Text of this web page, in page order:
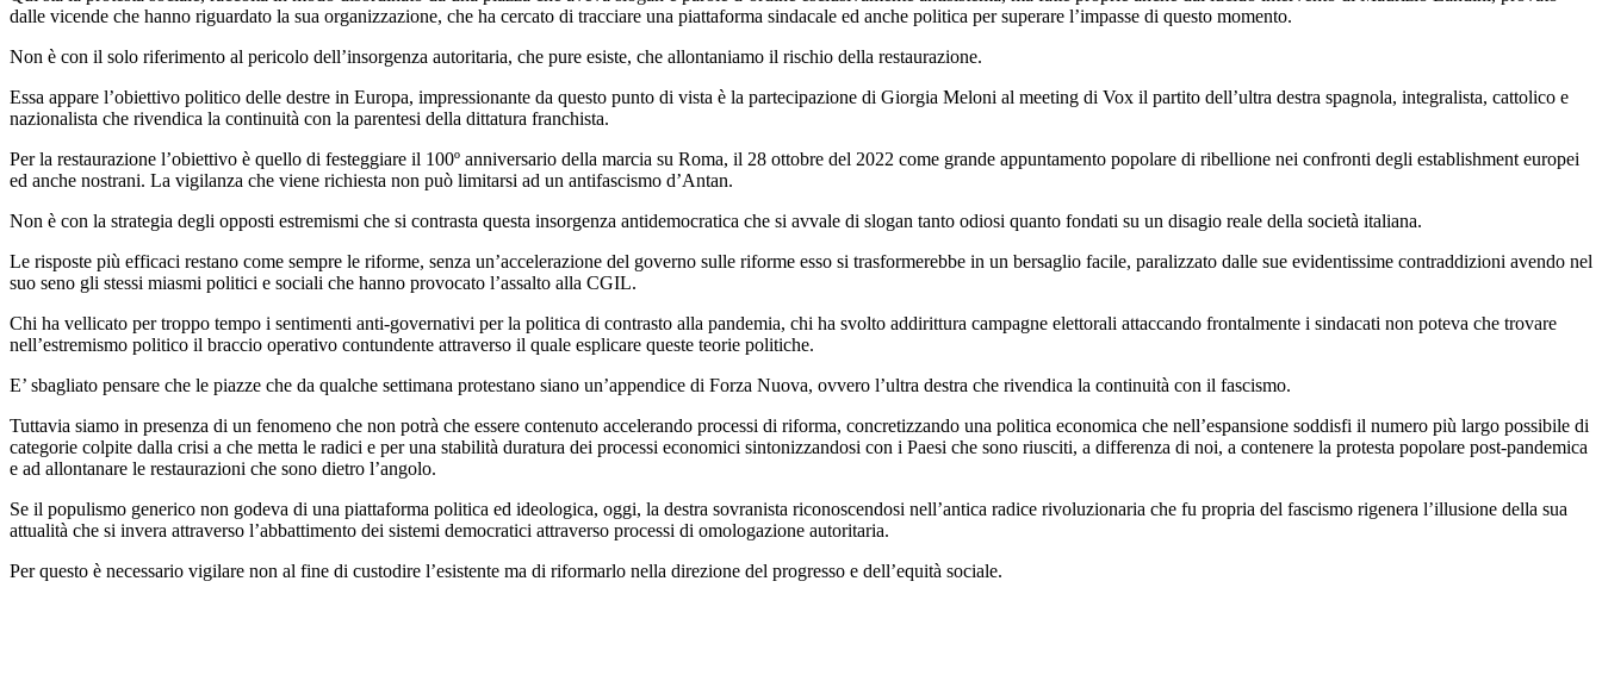
dalle vicende che hanno riguardato la sua organizzazione, che ha cercato di tracciare una piattaforma sindacale ed anche politica per superare l’impasse di questo momento.
Non è con il solo riferimento al pericolo dell’insorgenza autoritaria, che pure esiste, che allontaniamo il rischio della restaurazione.
Essa appare l’obiettivo politico delle destre in Europa, impressionante da questo punto di vista è la partecipazione di Giorgia Meloni al meeting di Vox il partito dell’ultra destra spagnola, integralista, cattolico e
nazionalista che rivendica la continuità con la parentesi della dittatura franchista.
Per la restaurazione l’obiettivo è quello di festeggiare il 100º anniversario della marcia su Roma, il 28 ottobre del 2022 come grande appuntamento popolare di ribellione nei confronti degli establishment europei
ed anche nostrani. La vigilanza che viene richiesta non può limitarsi ad un antifascismo d’Antan.
Non è con la strategia degli opposti estremismi che si contrasta questa insorgenza antidemocratica che si avvale di slogan tanto odiosi quanto fondati su un disagio reale della società italiana.
Le risposte più efficaci restano come sempre le riforme, senza un’accelerazione del governo sulle riforme esso si trasformerebbe in un bersaglio facile, paralizzato dalle sue evidentissime contraddizioni avendo nel
suo seno gli stessi miasmi politici e sociali che hanno provocato l’assalto alla CGIL.
Chi ha vellicato per troppo tempo i sentimenti anti-governativi per la politica di contrasto alla pandemia, chi ha svolto addirittura campagne elettorali attaccando frontalmente i sindacati non poteva che trovare
nell’estremismo politico il braccio operativo contundente attraverso il quale esplicare queste teorie politiche.
E’ sbagliato pensare che le piazze che da qualche settimana protestano siano un’appendice di Forza Nuova, ovvero l’ultra destra che rivendica la continuità con il fascismo.
Tuttavia siamo in presenza di un fenomeno che non potrà che essere contenuto accelerando processi di riforma, concretizzando una politica economica che nell’espansione soddisfi il numero più largo possibile di
categorie colpite dalla crisi a che metta le radici e per una stabilità duratura dei processi economici sintonizzandosi con i Paesi che sono riusciti, a differenza di noi, a contenere la protesta popolare post-pandemica
e ad allontanare le restaurazioni che sono dietro l’angolo.
Se il populismo generico non godeva di una piattaforma politica ed ideologica, oggi, la destra sovranista riconoscendosi nell’antica radice rivoluzionaria che fu propria del fascismo rigenera l’illusione della sua
attualità che si invera attraverso l’abbattimento dei sistemi democratici attraverso processi di omologazione autoritaria.
Per questo è necessario vigilare non al fine di custodire l’esistente ma di riformarlo nella direzione del progresso e dell’equità sociale.